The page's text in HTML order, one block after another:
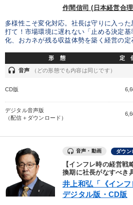
作間信司 (日本経営合
多様性こそ変化対応。社長は守りに入っ
打て！市場環境に遅れない「止める決定
化、おカネが残る収益体勢を築く経営の定
形 態 定
headset 音声 （どの形態でも内容は同じです）
CD版
デジタル音声版
（配信＋ダウンロード）
音声・動画 ダウン
【インフレ時の経営
換期に社長がなすべき
井上和弘「《インフ
デジタル版・CD版